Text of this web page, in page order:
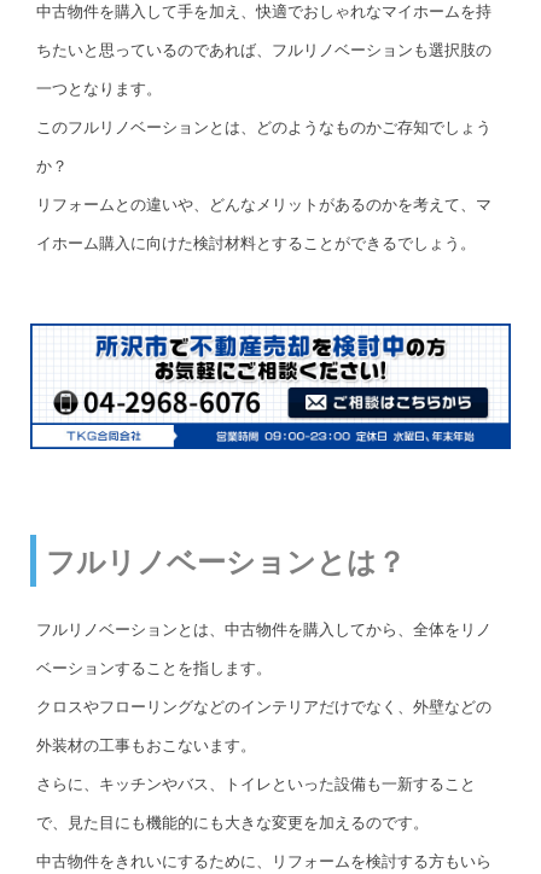
中古物件を購入して手を加え、快適でおしゃれなマイホームを持
ちたいと思っているのであれば、フルリノベーションも選択肢の
一つとなります。
このフルリノベーションとは、どのようなものかご存知でしょう
か？
リフォームとの違いや、どんなメリットがあるのかを考えて、マ
イホーム購入に向けた検討材料とすることができるでしょう。
フルリノベーションとは？
フルリノベーションとは、中古物件を購入してから、全体をリノ
ベーションすることを指します。
クロスやフローリングなどのインテリアだけでなく、外壁などの
外装材の工事もおこないます。
さらに、キッチンやバス、トイレといった設備も一新すること
で、見た目にも機能的にも大きな変更を加えるのです。
中古物件をきれいにするために、リフォームを検討する方もいら